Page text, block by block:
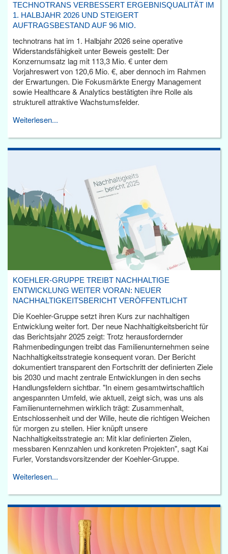
TECHNOTRANS VERBESSERT ERGEBNISQUALITÄT IM
1. HALBJAHR 2026 UND STEIGERT
AUFTRAGSBESTAND AUF 96 MIO.
technotrans hat im 1. Halbjahr 2026 seine operative
Widerstandsfähigkeit unter Beweis gestellt: Der
Konzernumsatz lag mit 113,3 Mio. € unter dem
Vorjahreswert von 120,6 Mio. €, aber dennoch im Rahmen
der Erwartungen. Die Fokusmärkte Energy Management
sowie Healthcare & Analytics bestätigten ihre Rolle als
strukturell attraktive Wachstumsfelder.
Weiterlesen...
KOEHLER-GRUPPE TREIBT NACHHALTIGE
ENTWICKLUNG WEITER VORAN: NEUER
NACHHALTIGKEITSBERICHT VERÖFFENTLICHT
Die Koehler-Gruppe setzt ihren Kurs zur nachhaltigen
Entwicklung weiter fort. Der neue Nachhaltigkeitsbericht für
das Berichtsjahr 2025 zeigt: Trotz herausfordernder
Rahmenbedingungen treibt das Familienunternehmen seine
Nachhaltigkeitsstrategie konsequent voran. Der Bericht
dokumentiert transparent den Fortschritt der definierten Ziele
bis 2030 und macht zentrale Entwicklungen in den sechs
Handlungsfeldern sichtbar. "In einem gesamtwirtschaftlich
angespannten Umfeld, wie aktuell, zeigt sich, was uns als
Familienunternehmen wirklich trägt: Zusammenhalt,
Entschlossenheit und der Wille, heute die richtigen Weichen
für morgen zu stellen. Hier knüpft unsere
Nachhaltigkeitsstrategie an: Mit klar definierten Zielen,
messbaren Kennzahlen und konkreten Projekten", sagt Kai
Furler, Vorstandsvorsitzender der Koehler-Gruppe.
Weiterlesen...